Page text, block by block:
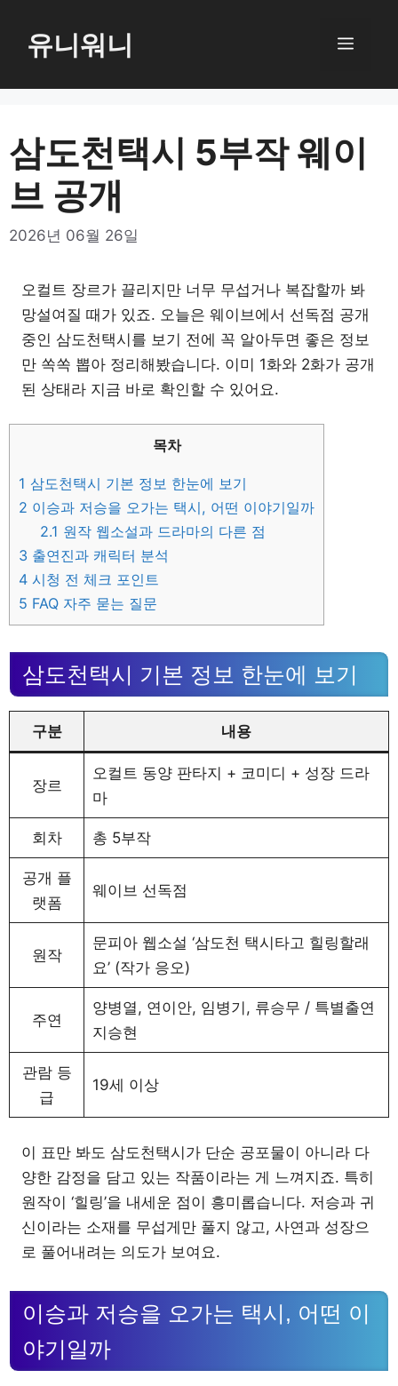
로
뛰
유니워니 메
삼도천택시 5부작 웨이
브 공개
2026년 06월 26일
오컬트 장르가 끌리지만 너무 무섭거나 복잡할까 봐
망설여질 때가 있죠. 오늘은 웨이브에서 선독점 공개
중인 삼도천택시를 보기 전에 꼭 알아두면 좋은 정보
만 쏙쏙 뽑아 정리해봤습니다. 이미 1화와 2화가 공개
된 상태라 지금 바로 확인할 수 있어요.
목차
1 삼도천택시 기본 정보 한눈에 보기
2 이승과 저승을 오가는 택시, 어떤 이야기일까
2.1 원작 웹소설과 드라마의 다른 점
3 출연진과 캐릭터 분석
4 시청 전 체크 포인트
5 FAQ 자주 묻는 질문
삼도천택시 기본 정보 한눈에 보기
구분 내용
장르
오컬트 동양 판타지 + 코미디 + 성장 드라
마
회차 총 5부작
공개 플
랫폼
웨이브 선독점
원작
문피아 웹소설 ‘삼도천 택시타고 힐링할래
요’ (작가 응오)
주연
양병열, 연이안, 임병기, 류승무 / 특별출연
지승현
관람 등
급
19세 이상
이 표만 봐도 삼도천택시가 단순 공포물이 아니라 다
양한 감정을 담고 있는 작품이라는 게 느껴지죠. 특히
원작이 ‘힐링’을 내세운 점이 흥미롭습니다. 저승과 귀
신이라는 소재를 무섭게만 풀지 않고, 사연과 성장으
로 풀어내려는 의도가 보여요.
이승과 저승을 오가는 택시, 어떤 이
야기일까